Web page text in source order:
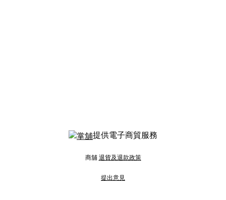
提供電子商貿服務
商舖 退貨及退款政策
提出意見